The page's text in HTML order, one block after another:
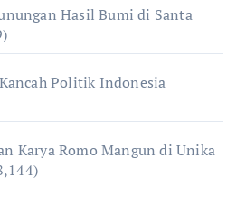
Hasil Bumi di Santa
Politik Indonesia
Karya Romo Mangun di Unika